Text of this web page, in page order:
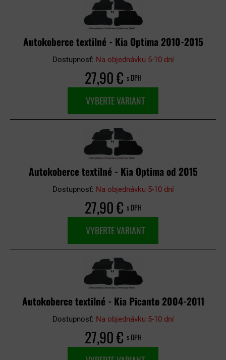
Autokoberce textilné - Kia Optima 2010-2015
Dostupnosť: Na objednávku 5-10 dní
27,90 € s DPH
VYBERTE VARIANT
Autokoberce textilné - Kia Optima od 2015
Dostupnosť: Na objednávku 5-10 dní
27,90 € s DPH
VYBERTE VARIANT
Autokoberce textilné - Kia Picanto 2004-2011
Dostupnosť: Na objednávku 5-10 dní
27,90 € s DPH